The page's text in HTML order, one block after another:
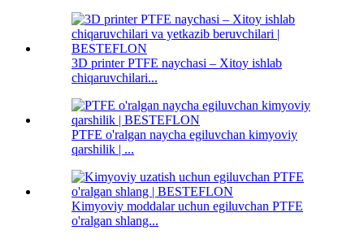
3D printer PTFE naychasi – Xitoy ishlab
chiqaruvchilari...
PTFE o'ralgan naycha egiluvchan kimyoviy
qarshilik | ...
Kimyoviy moddalar uchun egiluvchan PTFE
o'ralgan shlang...